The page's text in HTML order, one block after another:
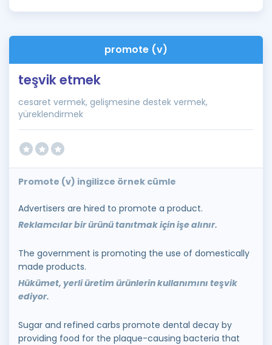
İngilizce Gramer
promote (v)
teşvik etmek
cesaret vermek, gelişmesine destek vermek,
yüreklendirmek
Promote (v) ingilizce örnek cümle
Advertisers are hired to promote a product.
Reklamcılar bir ürünü tanıtmak için işe alınır.
The government is promoting the use of domestically
made products.
Hükümet, yerli üretim ürünlerin kullanımını teşvik
ediyor.
Sugar and refined carbs promote dental decay by
providing food for the plaque-causing bacteria that